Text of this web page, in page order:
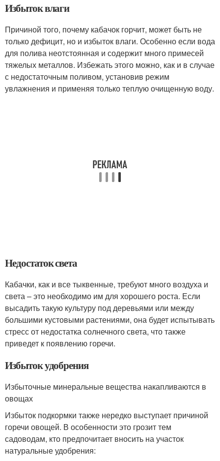
Избыток влаги
Причиной того, почему кабачок горчит, может быть не
только дефицит, но и избыток влаги. Особенно если вода
для полива неотстоянная и содержит много примесей
тяжелых металлов. Избежать этого можно, как и в случае
с недостаточным поливом, установив режим
увлажнения и применяя только теплую очищенную воду.
Недостаток света
Кабачки, как и все тыквенные, требуют много воздуха и
света – это необходимо им для хорошего роста. Если
высадить такую культуру под деревьями или между
большими кустовыми растениями, она будет испытывать
стресс от недостатка солнечного света, что также
приведет к появлению горечи.
Избыток удобрения
Избыточные минеральные вещества накапливаются в
овощах
Избыток подкормки также нередко выступает причиной
горечи овощей. В особенности это грозит тем
садоводам, кто предпочитает вносить на участок
натуральные удобрения: